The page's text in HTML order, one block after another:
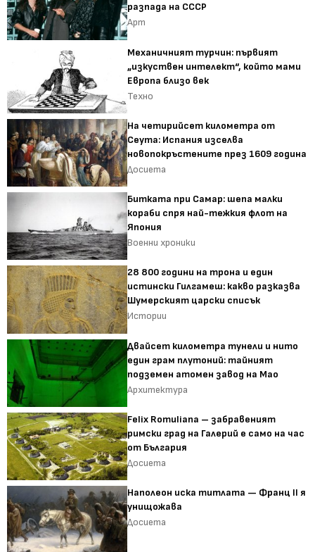
разпада на СССР
Арт
Механичният турчин: първият
„изкуствен интелект“, който мами
Европа близо век
Техно
На четирийсет километра от
Сеута: Испания изселва
новопокръстените през 1609 година
Досиета
Битката при Самар: шепа малки
кораби спря най-тежкия флот на
Япония
Военни хроники
28 800 години на трона и един
истински Гилгамеш: какво разказва
Шумерският царски списък
Истории
Двайсет километра тунели и нито
един грам плутоний: тайният
подземен атомен завод на Мао
Архитектура
Felix Romuliana – забравеният
римски град на Галерий е само на час
от България
Досиета
Наполеон иска титлата — Франц II я
унищожава
Досиета